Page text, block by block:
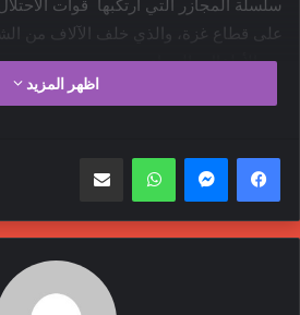
سلسلة المجازر التي ارتكبها قوات
على قطاع غزة، والذي خلف الآلاف من
من الأطفال والنساء.
مدينة غزة يعرفون أنهم سيلقون مصيراً
الإسرائيلية والدهس والتدافع ليسقط
وقال شاب مصاب كان ممددًا في أحد
المكتظ بالجرحى: «كنا عند شارع الرشيد،
اظهر المزيد
واتساب